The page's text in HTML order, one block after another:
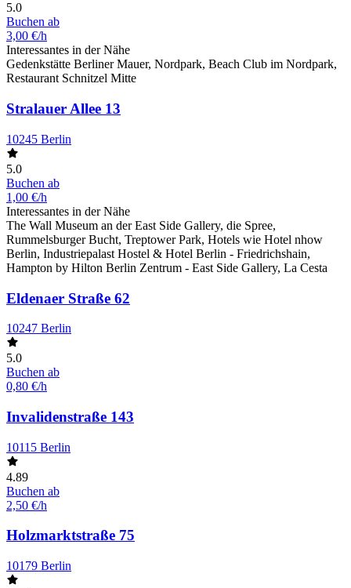
5.0
Buchen ab
3,00 €/h
Interessantes in der Nähe
Gedenkstätte Berliner Mauer, Nordpark, Beach Club im Nordpark,
Restaurant Schnitzel Mitte
Stralauer Allee 13
10245 Berlin
5.0
Buchen ab
1,00 €/h
Interessantes in der Nähe
The Wall Museum an der East Side Gallery, die Spree,
Rummelsburger Bucht, Treptower Park, Hotels wie Hotel nhow
Berlin, Industriepalast Hostel & Hotel Berlin - Friedrichshain,
Hampton by Hilton Berlin Zentrum - East Side Gallery, La Cesta
Eldenaer Straße 62
10247 Berlin
5.0
Buchen ab
0,80 €/h
Invalidenstraße 143
10115 Berlin
4.89
Buchen ab
2,50 €/h
Holzmarktstraße 75
10179 Berlin